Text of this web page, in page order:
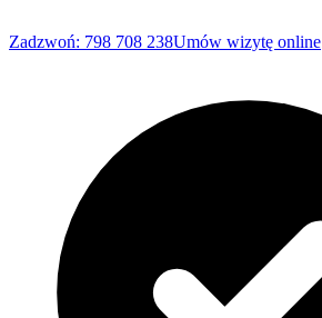
Zadzwoń: 798 708 238Umów wizytę online